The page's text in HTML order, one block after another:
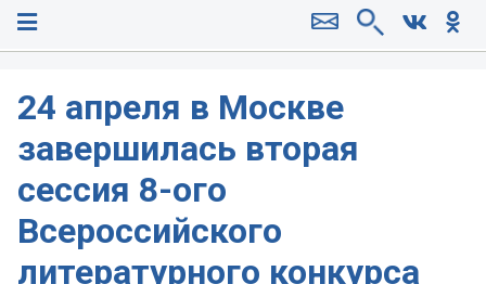
24 апреля в Москве
завершилась вторая
сессия 8-ого
Всероссийского
литературного конкурса